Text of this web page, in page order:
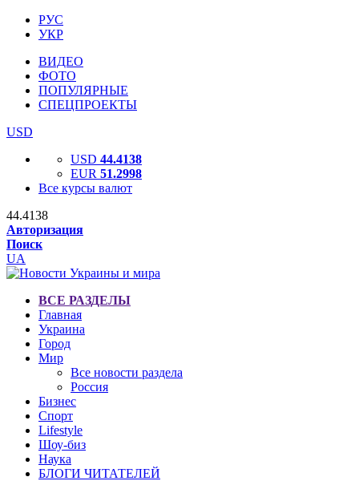
РУС
УКР
ВИДЕО
ФОТО
ПОПУЛЯРНЫЕ
СПЕЦПРОЕКТЫ
USD
USD 44.4138
EUR 51.2998
Все курсы валют
44.4138
Авторизация
Поиск
UA
ВСЕ РАЗДЕЛЫ
Главная
Украина
Город
Мир
Все новости раздела
Россия
Бизнес
Спорт
Lifestyle
Шоу-биз
Наука
БЛОГИ ЧИТАТЕЛЕЙ